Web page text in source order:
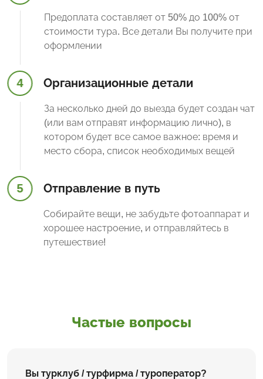
Предоплата составляет от 50% до 100% от
стоимости тура. Все детали Вы получите при
оформлении
4 Организационные детали
За несколько дней до выезда будет создан чат
(или вам отправят информацию лично), в
котором будет все самое важное: время и
место сбора, список необходимых вещей
5 Отправление в путь
Собирайте вещи, не забудьте фотоаппарат и
хорошее настроение, и отправляйтесь в
путешествие!
Частые вопросы
Вы турклуб / турфирма / туроператор?